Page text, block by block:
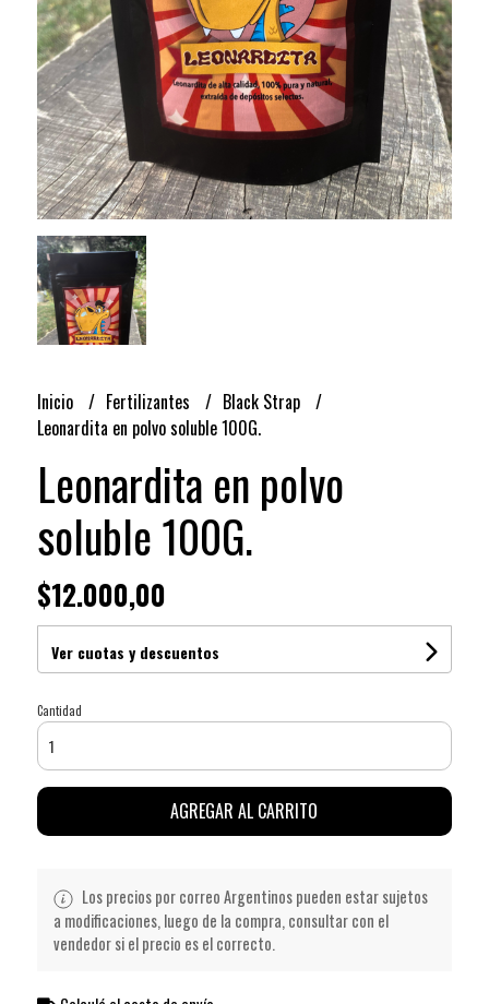
Inicio Fertilizantes
Black Strap
Leonardita en polvo soluble 100G.
Leonardita en polvo
soluble 100G.
$12.000,00
Ver cuotas y descuentos
Cantidad
AGREGAR AL CARRITO
Los precios por correo Argentinos pueden estar sujetos
a modificaciones, luego de la compra, consultar con el
vendedor si el precio es el correcto.